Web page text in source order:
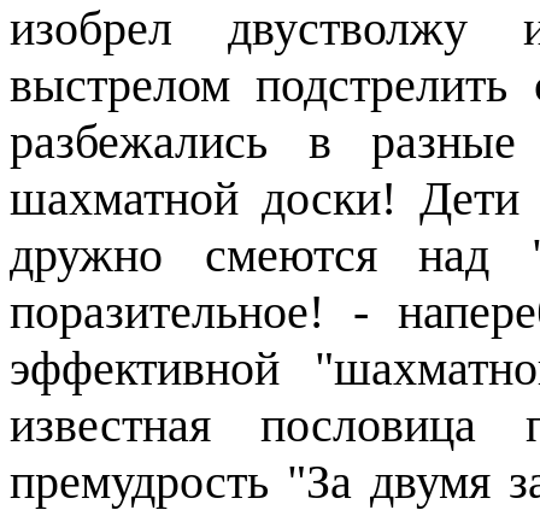
изобрел
выстрелом
разбежались в разные
шахматной доски! Дети
дружно смеются над
поразительное! -
эффективной
известная
премудрость "За двумя